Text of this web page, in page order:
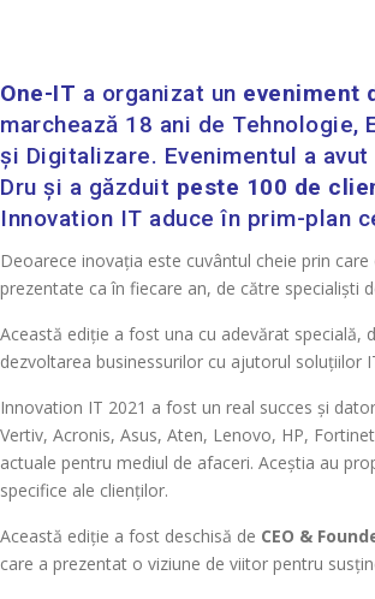
One-IT a organizat un eveniment
marchează 18 ani de
și Digitalizare. Evenimentul a
Dru și a găzduit peste 100 de
Innovation IT aduce în prim-plan
Deoarece inovația este cuvântul cheie prin
prezentate ca în fiecare an, de către specialiști
Această ediție a fost una cu adevărat specială,
dezvoltarea businessurilor cu ajutorul soluțiilor
Innovation IT 2021 a fost un real succes și
Vertiv, Acronis, Asus, Aten, Lenovo, HP,
actuale pentru mediul de afaceri. Aceștia au
specifice ale clienților.
Această ediție a fost deschisă de CEO &
care a prezentat o viziune de viitor pentru